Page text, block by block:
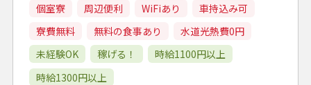
個室寮 周辺便利 WiFiあり
車持込み可
寮費無料
無料の食事あり
水道光熱費0円
未経験OK
稼げる！
時給1100円以上
時給1300円以上